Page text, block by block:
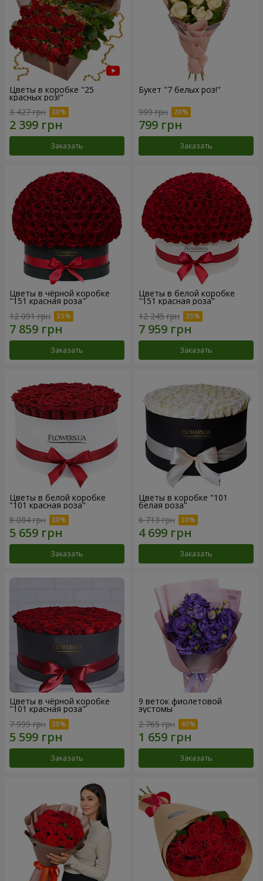
Цветы в коробке "25
красных роз!"
3 427 грн
Заказать
Букет "7 белых роз!"
999 грн
Заказать
Цветы в чёрной коробке
"151 красная роза"
12 091 грн
Заказать
Цветы в белой коробке
"151 красная роза"
12 245 грн
Заказать
Цветы в белой коробке
"101 красная роза"
8 084 грн
Заказать
Цветы в коробке "101
белая роза"
6 713 грн
Заказать
Цветы в чёрной коробке
"101 красная роза"
7 999 грн
Заказать
9 веток фиолетовой
эустомы
2 765 грн
Заказать